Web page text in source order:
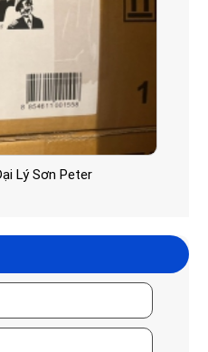
Lý Sơn Peter